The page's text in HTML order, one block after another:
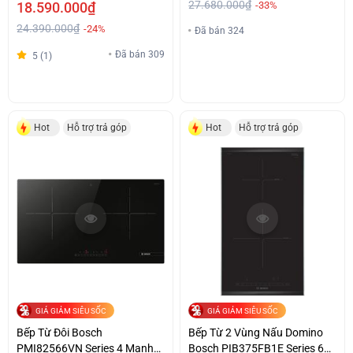
18.590.000₫
24.390.000₫ -24%
5 (1) Đã bán 309
27.680.000₫ -33%
Đã bán 324
Hot Hỗ trợ trả góp
GIÁ GIẢM SIÊU SỐC
Bếp Từ Đôi Bosch
PMI82566VN Series 4 Mạnh
Hot Hỗ trợ trả góp
GIÁ GIẢM SIÊU SỐC
Bếp Từ 2 Vùng Nấu Domino
Bosch PIB375FB1E Series 6